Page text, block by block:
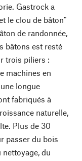
Gastrock a
le clou de bâton"
de randonnée,
bâtons est resté
trois piliers :
machines en
longue
fabriqués à
naturelle,
Plus de 30
passer du bois
du